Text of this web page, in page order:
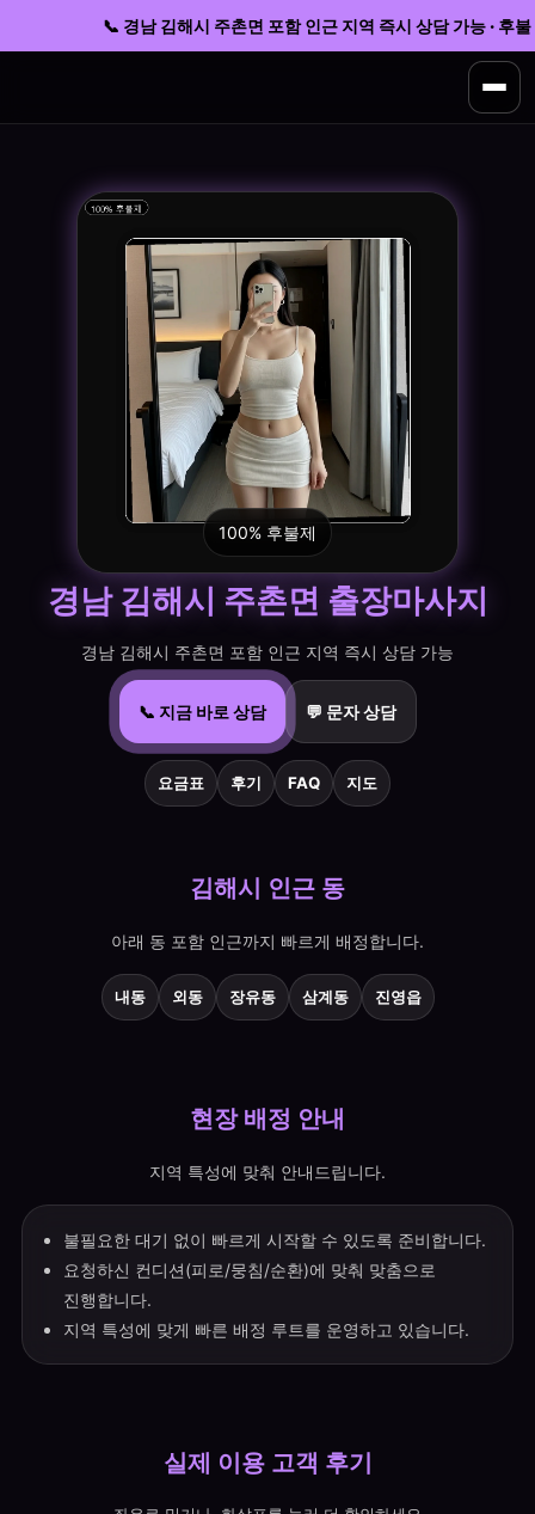
📞 경남 김해시 주촌면 포함 인근 지역 즉시 상담 가능 · 후불
100% 후불제
경남 김해시 주촌면 출장마사지
경남 김해시 주촌면 포함 인근 지역 즉시 상담 가능
📞 지금 바로 상담 💬 문자 상담
요금표 후기 FAQ 지도
김해시 인근 동
아래 동 포함 인근까지 빠르게 배정합니다.
내동 외동 장유동 삼계동 진영읍
현장 배정 안내
지역 특성에 맞춰 안내드립니다.
불필요한 대기 없이 빠르게 시작할 수 있도록 준비합니다.
요청하신 컨디션(피로/뭉침/순환)에 맞춰 맞춤으로
진행합니다.
지역 특성에 맞게 빠른 배정 루트를 운영하고 있습니다.
실제 이용 고객 후기